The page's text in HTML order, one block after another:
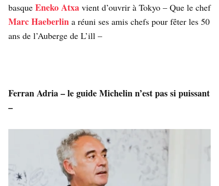
basque Eneko Atxa vient d’ouvrir à Tokyo – Que le chef
Marc Haeberlin a réuni ses amis chefs pour fêter les 50
ans de l’Auberge de L’ill –
Ferran Adria – le guide Michelin n’est pas si puissant
–